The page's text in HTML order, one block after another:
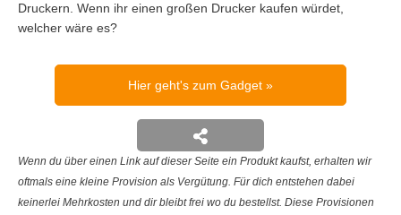
Druckern. Wenn ihr einen großen Drucker kaufen würdet,
welcher wäre es?
Hier geht's zum Gadget
Wenn du über einen Link auf dieser Seite ein Produkt kaufst, erhalten wir
oftmals eine kleine Provision als Vergütung. Für dich entstehen dabei
keinerlei Mehrkosten und dir bleibt frei wo du bestellst. Diese Provisionen